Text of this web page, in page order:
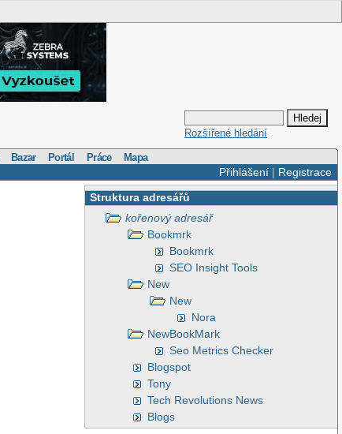
Rozšířené hledání
Bazar Portál Práce Mapa
Přihlášení| Registrace
Struktura adresářů
kořenový adresář
Bookmrk
Bookmrk
SEO Insight Tools
New
New
Nora
NewBookMark
Seo Metrics Checker
Blogspot
Tony
Tech Revolutions News
Blogs